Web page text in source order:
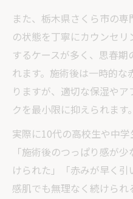
また、栃木県さくら市の
の状態を丁寧にカウンセ
するケースが多く、思春
れます。施術後は一時的
りますが、適切な保湿や
クを最小限に抑えられます。
実際に10代の高校生や中学
「施術後のつっぱり感が
けられた」「赤みが早く
感肌でも無理なく続けられ